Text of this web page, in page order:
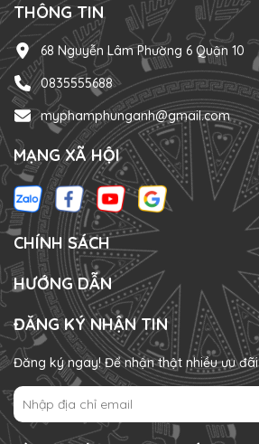
THÔNG TIN
68 Nguyễn Lâm Phường 6 Quận 10
0835555688
myphamphunganh@gmail.com
MẠNG XÃ HỘI
CHÍNH SÁCH
HƯỚNG DẪN
ĐĂNG KÝ NHẬN TIN
Đăng ký ngay! Để nhận thật nhiều ưu đãi